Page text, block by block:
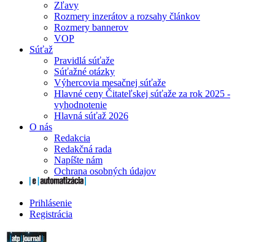
Zľavy
Rozmery inzerátov a rozsahy článkov
Rozmery bannerov
VOP
Súťaž
Pravidlá súťaže
Súťažné otázky
Výhercovia mesačnej súťaže
Hlavné ceny Čitateľskej súťaže za rok 2025 -
vyhodnotenie
Hlavná súťaž 2026
O nás
Redakcia
Redakčná rada
Napíšte nám
Ochrana osobných údajov
Prihlásenie
Registrácia